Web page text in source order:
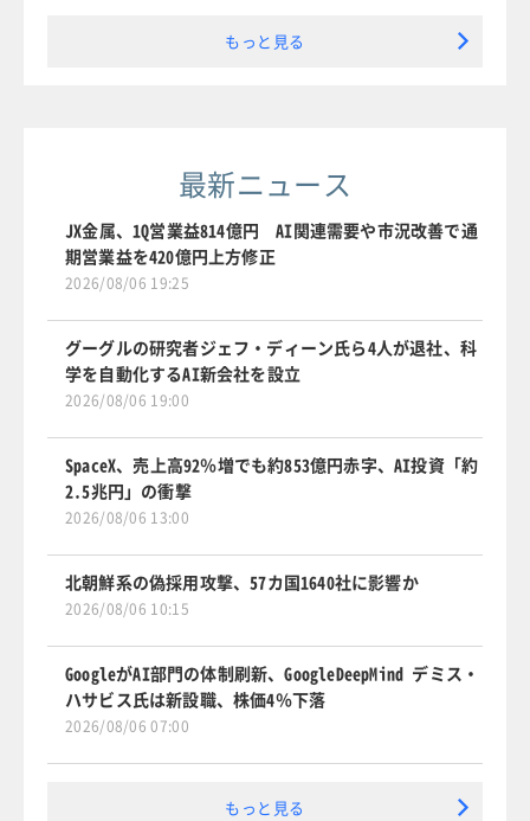
もっと見る
最新ニュース
JX金属、1Q営業益814億円 AI関連需要や市況改善で通
期営業益を420億円上方修正
2026/08/06 19:25
グーグルの研究者ジェフ・ディーン氏ら4人が退社、科
学を自動化するAI新会社を設立
2026/08/06 19:00
SpaceX、売上高92％増でも約853億円赤字、AI投資「約
2.5兆円」の衝撃
2026/08/06 13:00
北朝鮮系の偽採用攻撃、57カ国1640社に影響か
2026/08/06 10:15
GoogleがAI部門の体制刷新、GoogleDeepMind デミス・
ハサビス氏は新設職、株価4％下落
2026/08/06 07:00
もっと見る